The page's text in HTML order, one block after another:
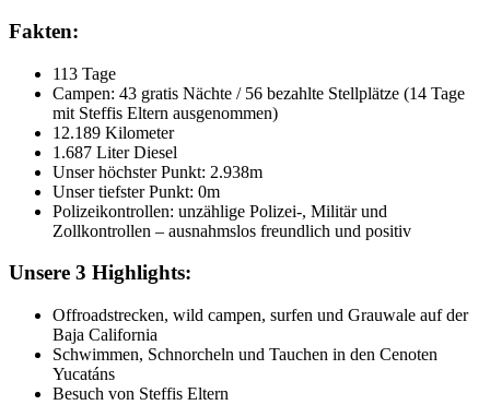
Fakten:
113 Tage
Campen: 43 gratis Nächte / 56 bezahlte Stellplätze (14 Tage
mit Steffis Eltern ausgenommen)
12.189 Kilometer
1.687 Liter Diesel
Unser höchster Punkt: 2.938m
Unser tiefster Punkt: 0m
Polizeikontrollen: unzählige Polizei-, Militär und
Zollkontrollen – ausnahmslos freundlich und positiv
Unsere 3 Highlights:
Offroadstrecken, wild campen, surfen und Grauwale auf der
Baja California
Schwimmen, Schnorcheln und Tauchen in den Cenoten
Yucatáns
Besuch von Steffis Eltern